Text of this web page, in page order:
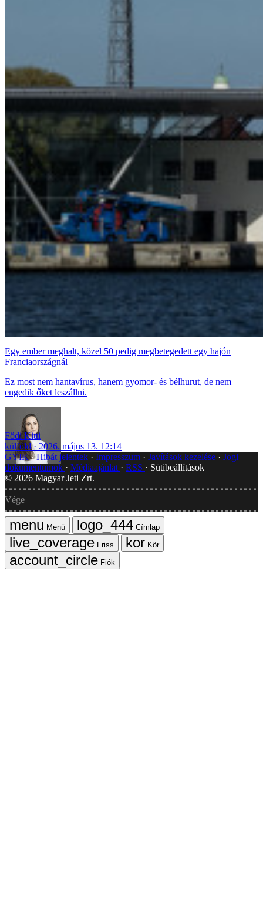
Egy ember meghalt, közel 50 pedig megbetegedett egy hajón
Franciaországnál
Ez most nem hantavírus, hanem gyomor- és bélhurut, de nem
engedik őket leszállni.
Fődi Kitti
külföld
2026. május 13. 12:14
GYIK Hibát jelentek Impresszum Javítások kezelése
Jogi
dokumentumok
Médiaajánlat RSS
Sütibeállítások
© 2026 Magyar Jeti Zrt.
Vége
Menü
Címlap
Friss
Kör
Fiók